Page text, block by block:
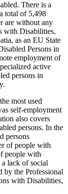
There is a
total of 5,498
are without any
with Disabilities,
as an EU State
Persons in
employment of
active
persons in
most used
self-employment
also covers
persons. In the
persons
of people with
people with
lack of social
by the Professional
with Disabilities,